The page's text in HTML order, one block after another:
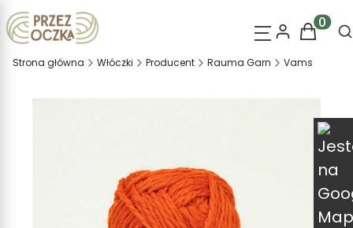
Strona główna Włóczki Producent Rauma Garn Vams